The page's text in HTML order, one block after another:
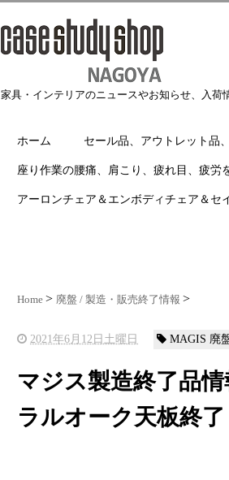
家具・インテリアのニュースやお知らせ、入荷
ホーム セール品、アウトレット品
座り作業の腰痛、肩こり、疲れ目、疲労
アーロンチェア＆エンボディチェア＆セ
Home 廃盤 / 製造・販売終了情報
2021年6月12日土曜日 MAGIS 廃
マジス製造終了品
ラルオーク天板終了